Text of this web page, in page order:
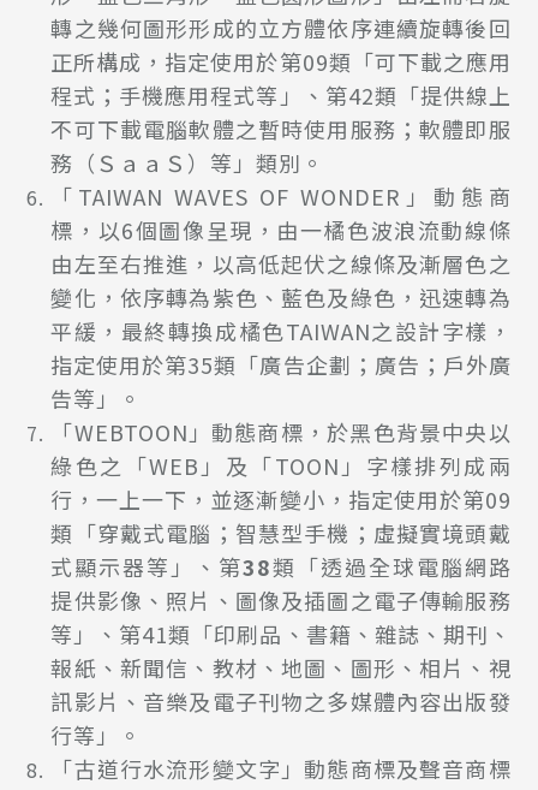
轉之幾何圖形形成的立方體依序連續旋轉後回
正所構成，指定使用於第09類「可下載之應用
程式；手機應用程式等」、第42類「提供線上
不可下載電腦軟體之暫時使用服務；軟體即服
務（ＳａａＳ）等」類別。
「TAIWAN WAVES OF WONDER」動態商
標，以6個圖像呈現，由一橘色波浪流動線條
由左至右推進，以高低起伏之線條及漸層色之
變化，依序轉為紫色、藍色及綠色，迅速轉為
平緩，最終轉換成橘色TAIWAN之設計字樣，
指定使用於第35類「廣告企劃；廣告；戶外廣
告等」。
「WEBTOON」動態商標，於黑色背景中央以
綠色之「WEB」及「TOON」字樣排列成兩
行，一上一下，並逐漸變小，指定使用於第09
類「穿戴式電腦；智慧型手機；虛擬實境頭戴
式顯示器等」、第38類「透過全球電腦網路
提供影像、照片、圖像及插圖之電子傳輸服務
等」、第41類「印刷品、書籍、雜誌、期刊、
報紙、新聞信、教材、地圖、圖形、相片、視
訊影片、音樂及電子刊物之多媒體內容出版發
行等」。
「古道行水流形變文字」動態商標及聲音商標